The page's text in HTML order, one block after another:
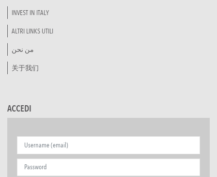
INVEST IN ITALY
ALTRI LINKS UTILI
من نحن
关于我们
ACCEDI